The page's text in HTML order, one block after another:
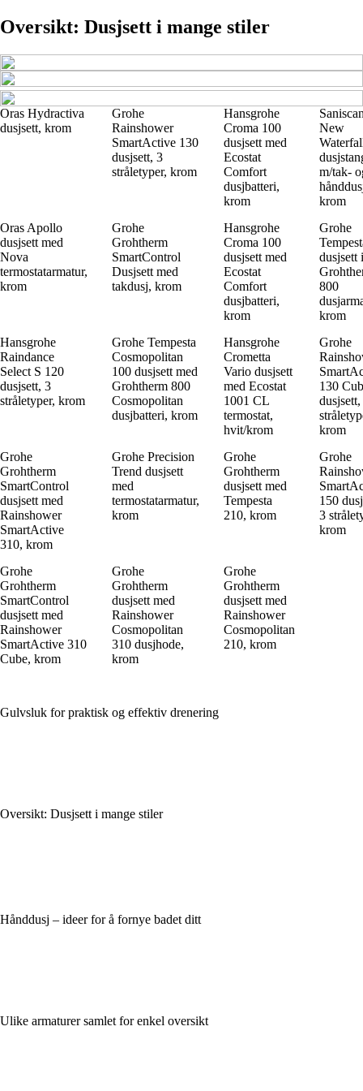
Oversikt: Dusjsett i mange stiler
Oras Hydractiva
dusjsett, krom
Grohe
Rainshower
SmartActive 130
dusjsett, 3
stråletyper, krom
Hansgrohe
Croma 100
dusjsett med
Ecostat
Comfort
dusjbatteri,
krom
New
m/tak-
krom
Oras Apollo
dusjsett med
Nova
termostatarmatur,
krom
Grohe
Grohtherm
SmartControl
Dusjsett med
takdusj, krom
Hansgrohe
Croma 100
dusjsett med
Ecostat
Comfort
dusjbatteri,
krom
Grohe
dusjsett
800
krom
Hansgrohe
Raindance
Select S 120
dusjsett, 3
stråletyper, krom
Grohe Tempesta
Cosmopolitan
100 dusjsett med
Grohtherm 800
Cosmopolitan
dusjbatteri, krom
Hansgrohe
Crometta
Vario dusjsett
med Ecostat
1001 CL
termostat,
hvit/krom
Grohe
130
krom
Grohe
Grohtherm
SmartControl
dusjsett med
Rainshower
SmartActive
310, krom
Grohe Precision
Trend dusjsett
med
termostatarmatur,
krom
Grohe
Grohtherm
dusjsett med
Tempesta
210, krom
Grohe
150
3
krom
Grohe
Grohtherm
SmartControl
dusjsett med
Rainshower
SmartActive 310
Cube, krom
Grohe
Grohtherm
dusjsett med
Rainshower
Cosmopolitan
310 dusjhode,
krom
Grohe
Grohtherm
dusjsett med
Rainshower
Cosmopolitan
210, krom
Gulvsluk for praktisk og effektiv drenering
Oversikt: Dusjsett i mange stiler
Hånddusj – ideer for å fornye badet ditt
Ulike armaturer samlet for enkel oversikt